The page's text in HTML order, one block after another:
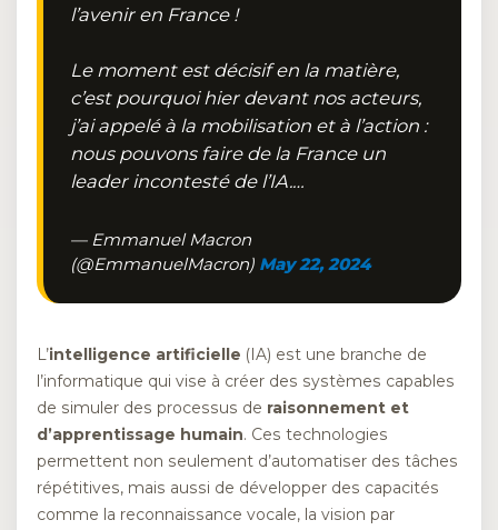
l’avenir en France !
Le moment est décisif en la matière,
c’est pourquoi hier devant nos acteurs,
j’ai appelé à la mobilisation et à l’action :
nous pouvons faire de la France un
leader incontesté de l’IA.…
— Emmanuel Macron
(@EmmanuelMacron) May 22, 2024
L’intelligence artificielle (IA) est une branche de
l’informatique qui vise à créer des systèmes capables
de simuler des processus de raisonnement et
d’apprentissage humain. Ces technologies
permettent non seulement d’automatiser des tâches
répétitives, mais aussi de développer des capacités
comme la reconnaissance vocale, la vision par